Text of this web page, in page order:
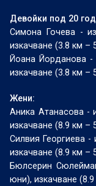
Девойки под 20
Симона Гочева -
изкачване (3.8 км –
Йоана Йорданова -
изкачване (3.8 км –
Жени:
Аника Атанасова -
изкачване (8.9 км –
Силвия Георгиева
изкачване (8.9 км –
Бюлсерин
юни), изкачване